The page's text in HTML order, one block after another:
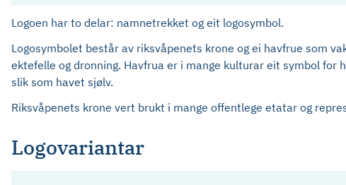
Logoen har to delar: namnetrekket og eit logosymbol.
Logosymbolet består av riksvåpenets krone og ei havfrue som
ektefelle og dronning. Havfrua er i mange kulturar eit symbol
slik som havet sjølv.
Riksvåpenets krone vert brukt i mange offentlege etatar og
Logovariantar